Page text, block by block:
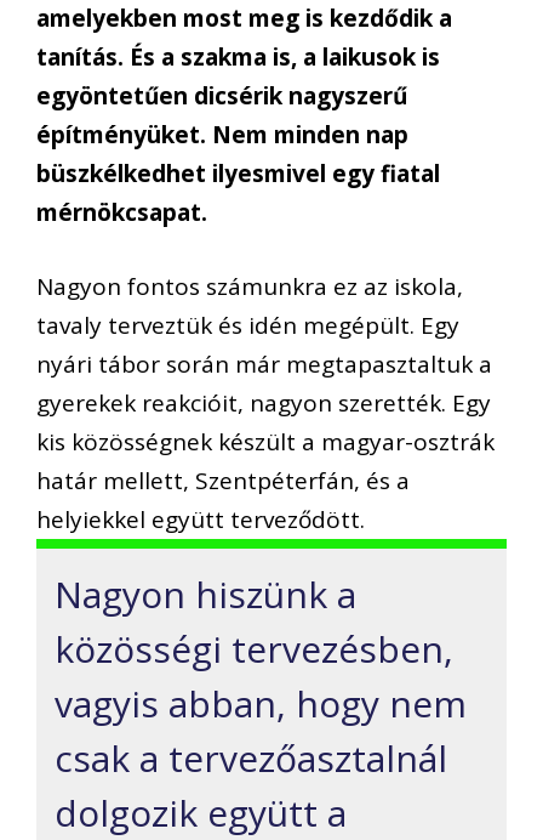
amelyekben most meg is kezdődik a
tanítás. És a szakma is, a laikusok is
egyöntetűen dicsérik nagyszerű
építményüket. Nem minden nap
büszkélkedhet ilyesmivel egy fiatal
mérnökcsapat.
Nagyon fontos számunkra ez az iskola,
tavaly terveztük és idén megépült. Egy
nyári tábor során már megtapasztaltuk a
gyerekek reakcióit, nagyon szerették. Egy
kis közösségnek készült a magyar-osztrák
határ mellett, Szentpéterfán, és a
helyiekkel együtt terveződött.
Nagyon hiszünk a
közösségi tervezésben,
vagyis abban, hogy nem
csak a tervezőasztalnál
dolgozik együtt a